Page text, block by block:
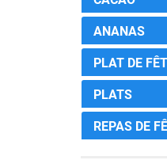
ANANAS
PLAT DE
PLATS
REPAS DE